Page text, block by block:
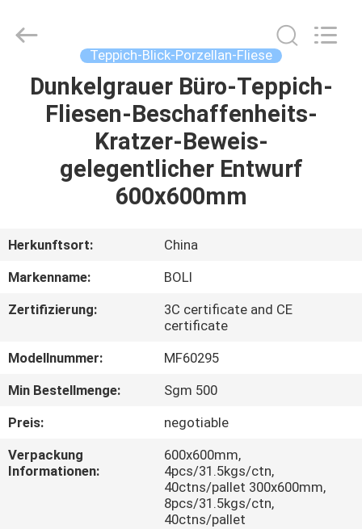
HAUSE
PRODUKTE
ÜBER
WERKSBESICHTIGUNG
QUALITÄTSKONTROLLE
KONTAKT
MIT
CERAMICS
CO.,LTD..
Teppich-Blick-Porzellan-Fliese
Dunkelgrauer Büro-Teppich-
Fliesen-Beschaffenheits-
Kratzer-Beweis-
gelegentlicher Entwurf
600x600mm
Herkunftsort:
China
Markenname:
BOLI
Zertifizierung:
3C certificate and CE
certificate
Modellnummer:
MF60295
Min Bestellmenge:
Sgm 500
Preis:
negotiable
Verpackung
Informationen:
600x600mm,
4pcs/31.5kgs/ctn,
40ctns/pallet 300x600mm,
8pcs/31.5kgs/ctn,
40ctns/pallet